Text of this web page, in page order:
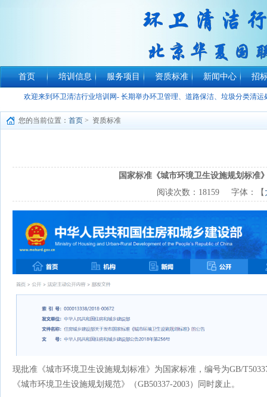
首页 培训信息 服务项目 资质标准 新闻中心 招
欢迎来到环卫清洁行业培训网- 长期举办环卫管理、道路保洁、垃圾分类清
您的当前位置： 首页 > 资质标准
国家标准《城市环境卫生设施规划标准
阅读次数： 18159字体：【
现批准《城市环境卫生设施规划标准》为国家标准，编号为GB/
《城市环境卫生设施规划规范》（GB50337-2003）同时废止。